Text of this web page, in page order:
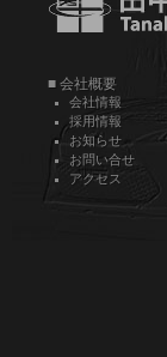
■ 会社概要
会社情報
採用情報
お知らせ
お問い合せ
アクセス